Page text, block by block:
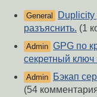
General
разъяснить. (1
Admin GPG по
секретный ключ
Admin
Бэкап
(54